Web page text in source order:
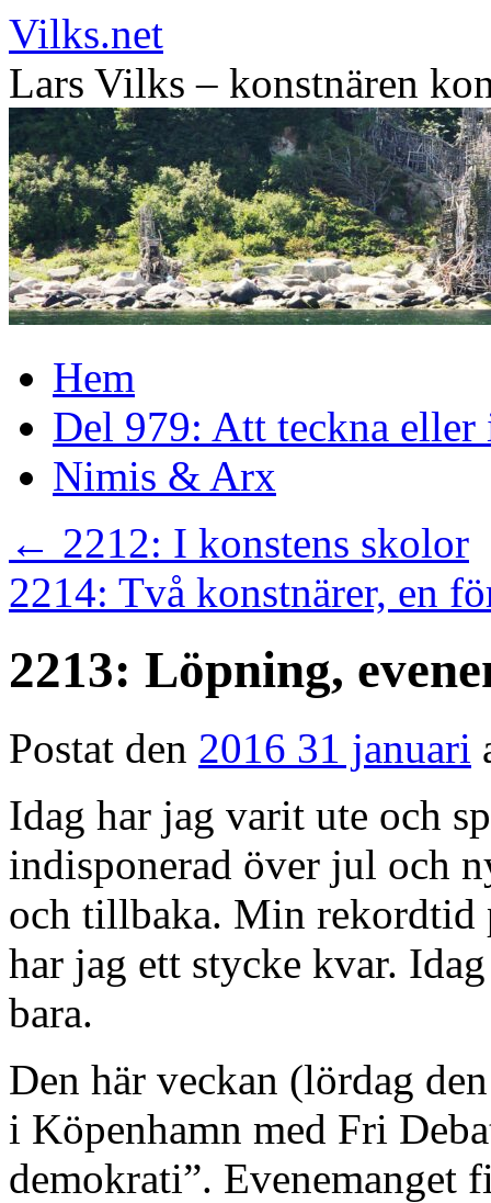
Vilks.net
Lars Vilks – konstnären
Hoppa
till
innehållHem
Del 979: Att teckna eller
Nimis & Arx
← 2212: I konstens skolor
2214: Två konstnärer, en
2213: Löpning,
Postat den 2016 31 januari
Idag har jag varit ute och
indisponerad över jul och
och tillbaka. Min rekordtid
har jag ett stycke kvar.
bara.
Den här veckan (lördag
i Köpenhamn med Fri
demokrati”. Evenemanget